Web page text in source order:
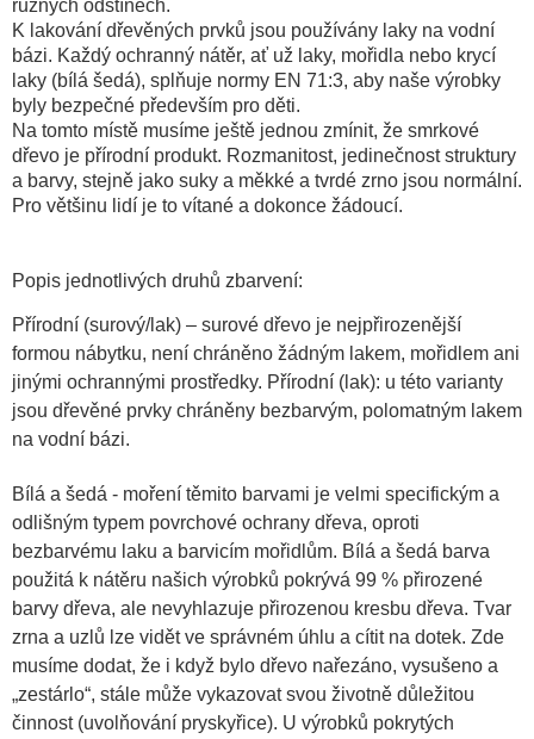
různých odstínech.
K lakování dřevěných prvků jsou používány laky na vodní
bázi. Každý ochranný nátěr, ať už laky, mořidla nebo krycí
laky (bílá šedá), splňuje normy EN 71:3, aby naše výrobky
byly bezpečné především pro děti.
Na tomto místě musíme ještě jednou zmínit, že smrkové
dřevo je přírodní produkt. Rozmanitost, jedinečnost struktury
a barvy, stejně jako suky a měkké a tvrdé zrno jsou normální.
Pro většinu lidí je to vítané a dokonce žádoucí.
Popis jednotlivých druhů zbarvení:
Přírodní (surový/lak) – surové dřevo je nejpřirozenější
formou nábytku, není chráněno žádným lakem, mořidlem ani
jinými ochrannými prostředky. Přírodní (lak): u této varianty
jsou dřevěné prvky chráněny bezbarvým, polomatným lakem
na vodní bázi.
Bílá a šedá - moření těmito barvami je velmi specifickým a
odlišným typem povrchové ochrany dřeva, oproti
bezbarvému laku a barvicím mořidlům. Bílá a šedá barva
použitá k nátěru našich výrobků pokrývá 99 % přirozené
barvy dřeva, ale nevyhlazuje přirozenou kresbu dřeva. Tvar
zrna a uzlů lze vidět ve správném úhlu a cítit na dotek. Zde
musíme dodat, že i když bylo dřevo nařezáno, vysušeno a
„zestárlo“, stále může vykazovat svou životně důležitou
činnost (uvolňování pryskyřice). U výrobků pokrytých